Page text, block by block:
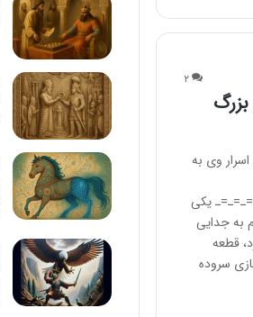
۲
اسرار وی به
یکی
به جدایی
قطعه
سروده